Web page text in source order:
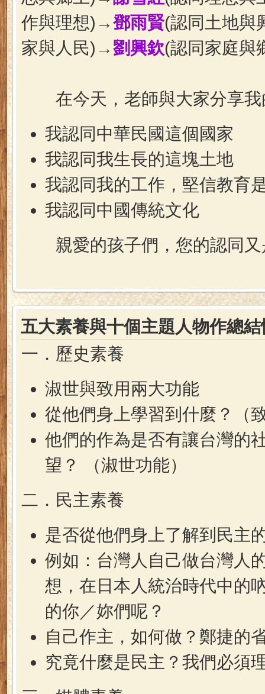
作與理想)→鄧雨賢(認同土地
家與人民) →劉興欽(認同家庭與
在今天，老師與大家分享我
我認同中華民國這個國家
我認同我生長的這塊土地
我認同我的工作，堅信教育
我認同中國傳統文化
親愛的孩子們，您的認同又
五大素養與十個主題人物作總
一．歷史素養
淑世與致用兩大功能
從他們身上學習到什麼？（
他們的作為是否有讓台灣的
望？ （淑世功能）
二．民主素養
是否從他們身上了解到民主
例如：台灣人自己做台灣人
想，在日本人統治時代中的
的你／妳們呢？
自己作主，如何做？鄭捷的
究竟什麼是民主？我們必須